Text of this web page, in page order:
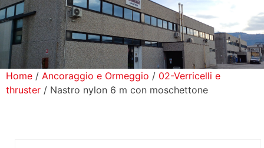
Prodotti
Home / Ancoraggio e Ormeggio / 02-Verricelli e
thruster / Nastro nylon 6 m con moschettone